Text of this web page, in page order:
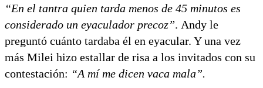
“En el tantra quien tarda menos de 45 minutos es
considerado un eyaculador precoz”. Andy le
preguntó cuánto tardaba él en eyacular. Y una vez
más Milei hizo estallar de risa a los invitados con su
contestación: “A mí me dicen vaca mala”.